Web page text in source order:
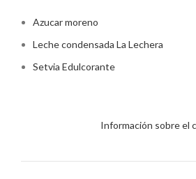
Azucar moreno
Leche condensada La Lechera
Setvia Edulcorante
Información sobre el